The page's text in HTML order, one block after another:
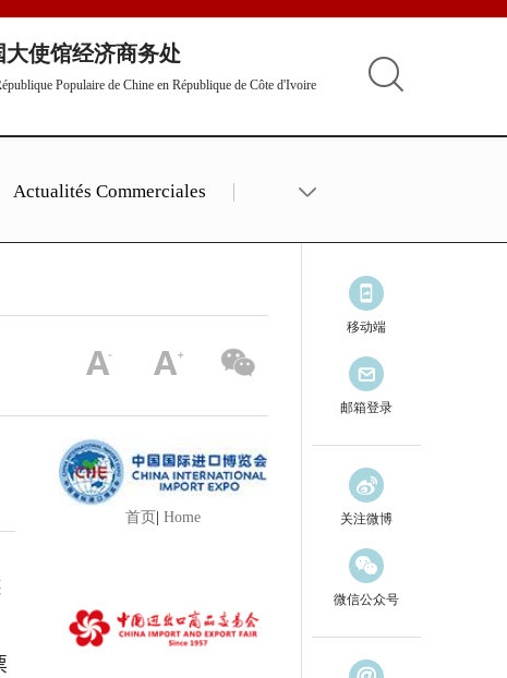
使馆经济商务处
Populaire de Chine en République de Côte d'Ivoire
Actualités Commerciales
首页 |Home
移动端
邮箱登录
关注微博
微信公众号